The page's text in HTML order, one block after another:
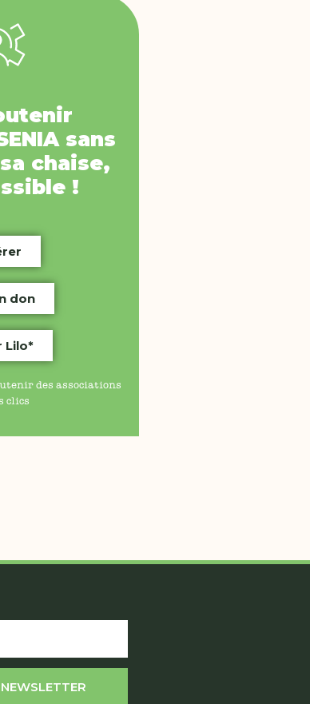
sans
chaise,
!
don
Lilo*
des associations
clics